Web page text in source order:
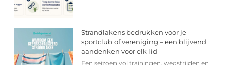
Strandlakens bedrukken voor je
sportclub of vereniging – een blijvend
aandenken voor elk lid
Een seizoen vol trainingen, wedstrijden en